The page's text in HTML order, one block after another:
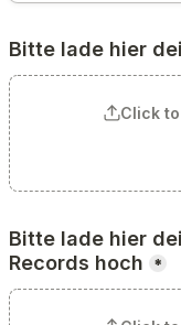
Bitte lade hier
Click
Bitte lade hier
Records hoch
*